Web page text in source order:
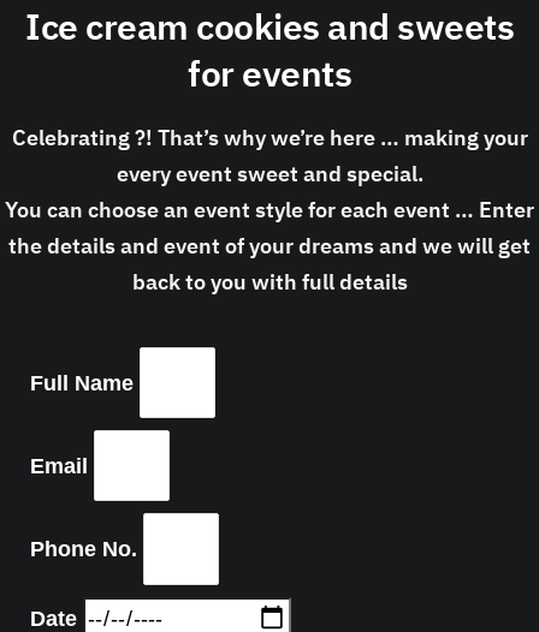
Ice cream cookies and sweets
for events
Celebrating ?! That’s why we’re here … making your
every event sweet and special.
You can choose an event style for each event … Enter
the details and event of your dreams and we will get
back to you with full details
Full Name
Email
Phone No.
Date